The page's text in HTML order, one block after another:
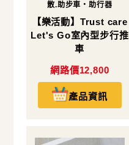
散.助步車・助行器
【樂活動】Trust care
Let's Go室內型步行推
車
網路價12,800
產品資訊